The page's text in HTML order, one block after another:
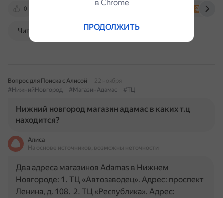
0
Читать далее
Вопрос для Поиска с Алисой
22 ноября
#НижнийНовгород
#МагазинАдамас #ТЦ
Нижний новгород магазин адамас в каких т.ц
находится?
Алиса
На основе источников, возможны неточности
Два адреса магазинов Adamas в Нижнем
Новгороде: 1. ТЦ «Автозаводец». Адрес: проспект
Ленина, д. 108. 2. ТЦ «Республика». Адрес:
в Сhrome
ПРОДОЛЖИТЬ